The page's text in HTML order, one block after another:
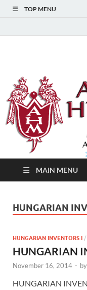
TOP MENU
MAIN MENU
HUNGARIAN
HUNGARIAN INVENTORS I /
HUNGARIAN
November 16, 2014 - by
HUNGARIAN